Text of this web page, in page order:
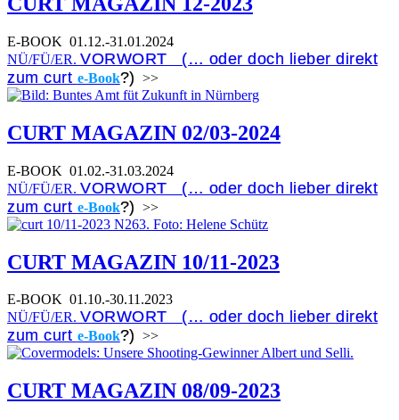
E-BOOK 01.12.-31.01.2024
NÜ/FÜ/ER. VORWORT (… oder doch lieber direkt
zum curt e-Book?) >>
CURT MAGAZIN 02/03-2024
E-BOOK 01.02.-31.03.2024
NÜ/FÜ/ER. VORWORT (… oder doch lieber direkt
zum curt e-Book?) >>
CURT MAGAZIN 10/11-2023
E-BOOK 01.10.-30.11.2023
NÜ/FÜ/ER. VORWORT (… oder doch lieber direkt
zum curt e-Book?) >>
CURT MAGAZIN 08/09-2023